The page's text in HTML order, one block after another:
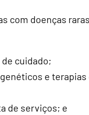
com doenças
cuidado;
e
de serviços; e